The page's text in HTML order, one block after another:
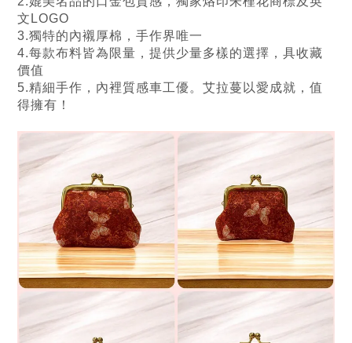
文LOGO
3.獨特的內襯厚棉，手作界唯一
4.每款布料皆為限量，提供少量多樣的選擇，具收藏
價值
5.精細手作，內裡質感車工優。艾拉蔓以愛成就，值
得擁有！